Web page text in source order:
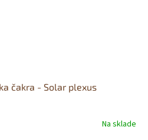
čakra - Solar plexus
Na sklade